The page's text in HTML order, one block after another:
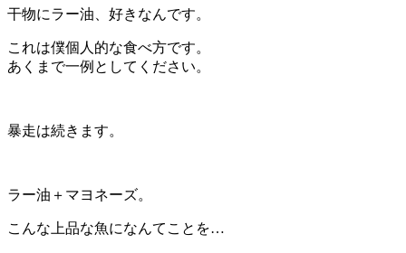
干物にラー油、好きなんです。
これは僕個人的な食べ方です。
あくまで一例としてください。
暴走は続きます。
ラー油＋マヨネーズ。
こんな上品な魚になんてことを…